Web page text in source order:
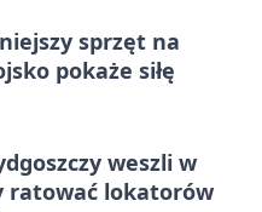
sprzęt na
pokaże siłę
weszli w
ratować lokatorów